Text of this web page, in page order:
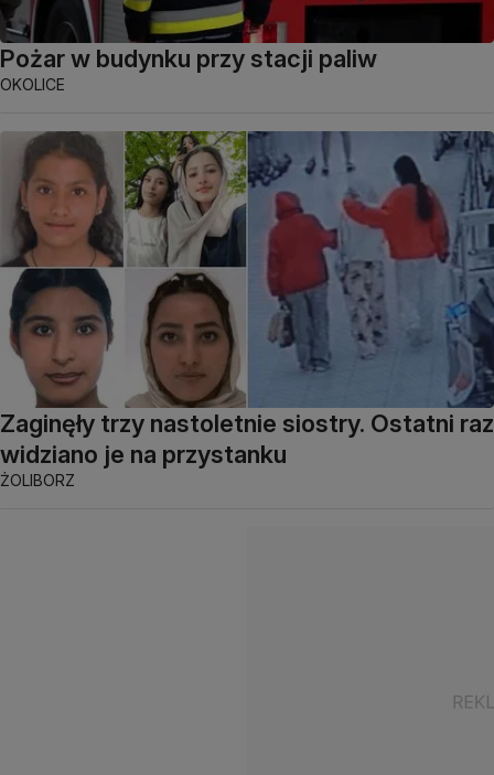
Pożar w budynku przy stacji paliw
OKOLICE
Zaginęły trzy nastoletnie siostry. Ostatni raz
widziano je na przystanku
ŻOLIBORZ